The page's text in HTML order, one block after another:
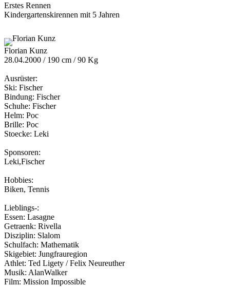
Erstes Rennen
Kindergartenskirennen mit 5 Jahren
Florian Kunz
28.04.2000 / 190 cm / 90 Kg
Ausrüster:
Ski: Fischer
Bindung: Fischer
Schuhe: Fischer
Helm: Poc
Brille: Poc
Stoecke: Leki
Sponsoren:
Leki,Fischer
Hobbies:
Biken, Tennis
Lieblings-:
Essen: Lasagne
Getraenk: Rivella
Disziplin: Slalom
Schulfach: Mathematik
Skigebiet: Jungfrauregion
Athlet: Ted Ligety / Felix Neureuther
Musik: AlanWalker
Film: Mission Impossible